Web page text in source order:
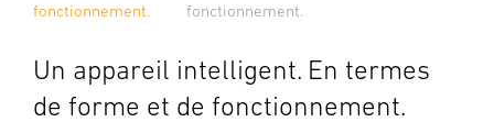
fonctionnement.
fonctionnement.
Un appareil intelligent. En termes
de forme et de fonctionnement.